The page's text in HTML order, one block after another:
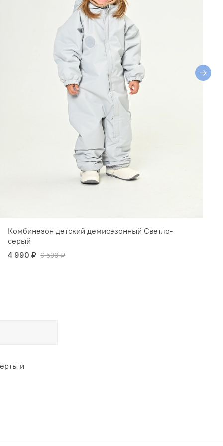
Комбинезон детский демисезонный Светло-
серый
4 990 ₽ 6 590 ₽
и